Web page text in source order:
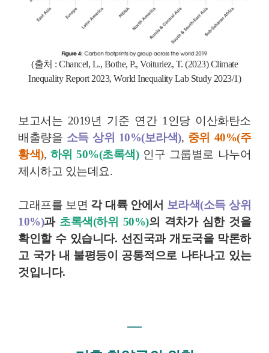
(출처 : Chancel, L., Bothe, P., Voituriez, T. (2023) Climate
Inequality Report 2023, World Inequality Lab Study 2023/1)
보고서는 2019년 기준 연간 1인당 이산화탄소
배출량을 소득 상위 10%(보라색), 중위 40%(주
황색), 하위 50%(초록색)인구 그룹별로 나누어
제시하고 있는데요.
그래프를 보면 각 대륙 안에서 보라색(소득 상위
10%)과 초록색(하위 50%)의 격차가 심한 것을
확인할 수 있습니다. 선진국과 개도국을 막론하
고 국가 내 불평등이 공통적으로 나타나고 있는
것입니다.
―